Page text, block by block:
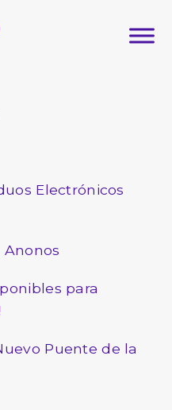
Electrónicos
Anonos
para
Puente de la